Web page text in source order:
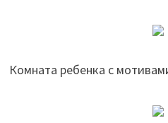
Комната ребенка с